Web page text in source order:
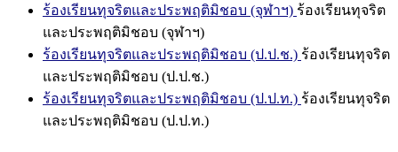
ร้องเรียนทุจริตและประพฤติมิชอบ (จุฬาฯ) ร้องเรียนทุจริต
และประพฤติมิชอบ (จุฬาฯ)
ร้องเรียนทุจริตและประพฤติมิชอบ (ป.ป.ช.) ร้องเรียนทุจริต
และประพฤติมิชอบ (ป.ป.ช.)
ร้องเรียนทุจริตและประพฤติมิชอบ (ป.ป.ท.) ร้องเรียนทุจริต
และประพฤติมิชอบ (ป.ป.ท.)